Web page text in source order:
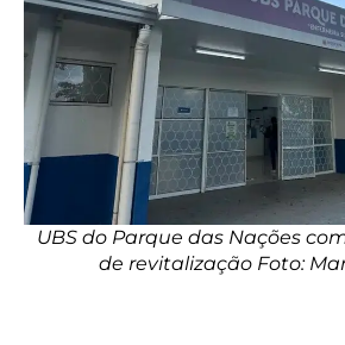
UBS do Parque das Nações
de revitalização Foto: